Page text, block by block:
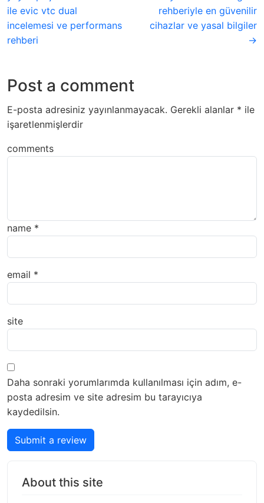
ile evic vtc dual
incelemesi ve performans
rehberi
rehberiyle en güvenilir
cihazlar ve yasal bilgiler
→
Post a comment
E-posta adresiniz yayınlanmayacak. Gerekli alanlar * ile
işaretlenmişlerdir
comments
name *
email *
site
Daha sonraki yorumlarımda kullanılması için adım, e-
posta adresim ve site adresim bu tarayıcıya
kaydedilsin.
Submit a review
About this site